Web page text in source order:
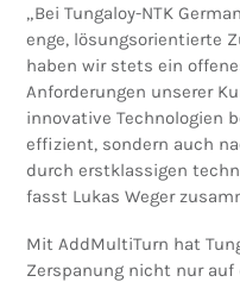
„Bei Tungaloy-NTK
enge, lösungsorientierte
haben wir stets ein
Anforderungen unserer
innovative Technologien
effizient, sondern auch
durch erstklassigen
fasst Lukas Weger
Mit AddMultiTurn hat
Zerspanung nicht nur auf